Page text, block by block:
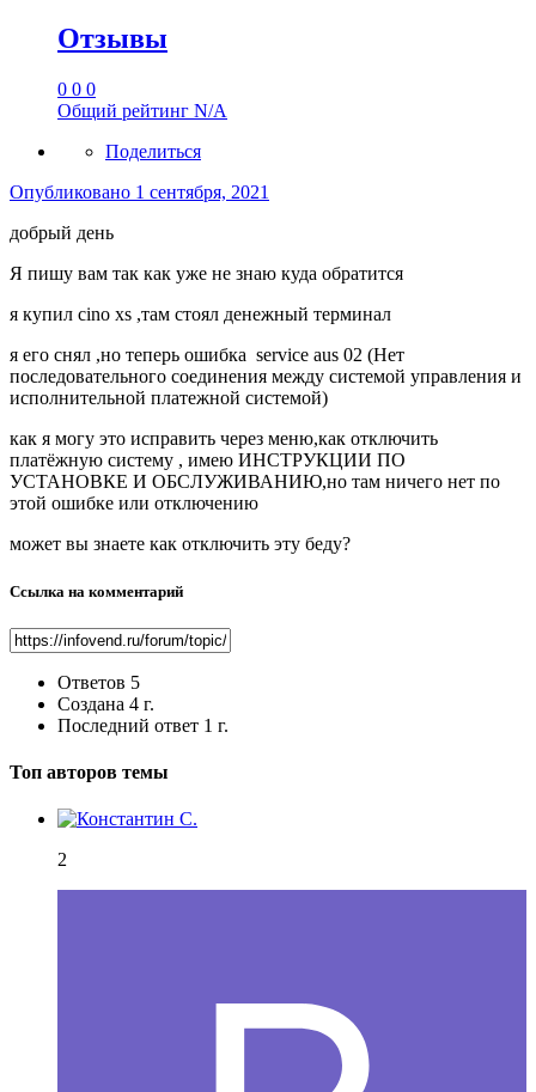
Отзывы
0 0 0
Общий рейтинг N/A
Поделиться
Опубликовано 1 сентября, 2021
добрый день
Я пишу вам так как уже не знаю куда обратится
я купил cino xs ,там стоял денежный терминал
я его снял ,но теперь ошибка service aus 02 (Нет
последовательного соединения между системой управления и
исполнительной платежной системой)
как я могу это исправить через меню,как отключить
платёжную систему , имею ИНСТРУКЦИИ ПО
УСТАНОВКЕ И ОБСЛУЖИВАНИЮ,но там ничего нет по
этой ошибке или отключению
может вы знаете как отключить эту беду?
Ссылка на комментарий
Ответов 5
Создана 4 г.
Последний ответ 1 г.
Топ авторов темы
2